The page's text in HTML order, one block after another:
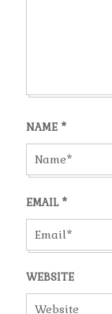
NAME *
EMAIL *
WEBSITE